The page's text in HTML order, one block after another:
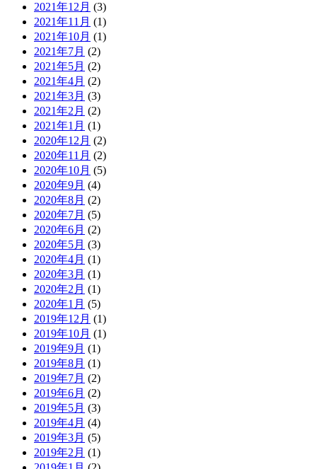
2021年12月 (3)
2021年11月 (1)
2021年10月 (1)
2021年7月 (2)
2021年5月 (2)
2021年4月 (2)
2021年3月 (3)
2021年2月 (2)
2021年1月 (1)
2020年12月 (2)
2020年11月 (2)
2020年10月 (5)
2020年9月 (4)
2020年8月 (2)
2020年7月 (5)
2020年6月 (2)
2020年5月 (3)
2020年4月 (1)
2020年3月 (1)
2020年2月 (1)
2020年1月 (5)
2019年12月 (1)
2019年10月 (1)
2019年9月 (1)
2019年8月 (1)
2019年7月 (2)
2019年6月 (2)
2019年5月 (3)
2019年4月 (4)
2019年3月 (5)
2019年2月 (1)